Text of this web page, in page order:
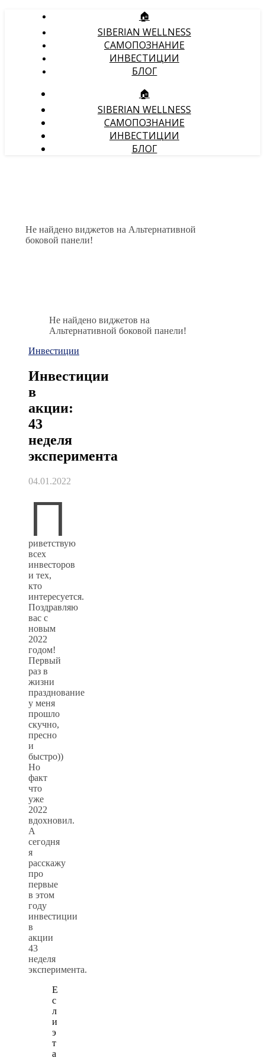
🏠
SIBERIAN WELLNESS
САМОПОЗНАНИЕ
ИНВЕСТИЦИИ
БЛОГ
🏠
SIBERIAN WELLNESS
САМОПОЗНАНИЕ
ИНВЕСТИЦИИ
БЛОГ
Не найдено виджетов на Альтернативной
боковой панели!
Не найдено виджетов на
Альтернативной боковой панели!
Инвестиции
Инвестиции
в
акции:
43
неделя
эксперимента
04.01.2022
П
риветствую
всех
инвесторов
и тех,
кто
интересуется.
Поздравляю
вас с
новым
2022
годом!
Первый
раз в
жизни
празднование
у меня
прошло
скучно,
пресно
и
быстро))
Но
факт
что
уже
2022
вдохновил.
А
сегодня
я
расскажу
про
первые
в этом
году
инвестиции
в
акции
43
неделя
эксперимента.
Е
с
л
и
э
т
а